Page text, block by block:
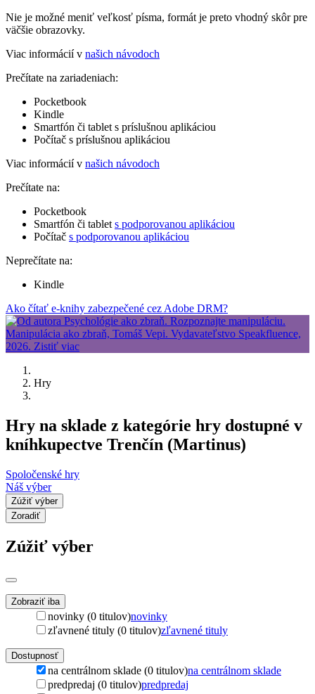
Nie je možné meniť veľkosť písma, formát je preto vhodný skôr pre
väčšie obrazovky.
Viac informácií v našich návodoch
Prečítate na zariadeniach:
Pocketbook
Kindle
Smartfón či tablet s príslušnou aplikáciou
Počítač s príslušnou aplikáciou
Viac informácií v našich návodoch
Prečítate na:
Pocketbook
Smartfón či tablet s podporovanou aplikáciou
Počítač s podporovanou aplikáciou
Neprečítate na:
Kindle
Ako čítať e-knihy zabezpečené cez Adobe DRM?
Hry
Hry na sklade z kategórie hry dostupné v
kníhkupectve Trenčín (Martinus)
Spoločenské hry
Náš výber
Zúžiť výber
Zoradiť
Zúžiť výber
Zobraziť iba
novinky (0 titulov)novinky
zľavnené tituly (0 titulov)zľavnené tituly
Dostupnosť
na centrálnom sklade (0 titulov)na centrálnom sklade
predpredaj (0 titulov)predpredaj